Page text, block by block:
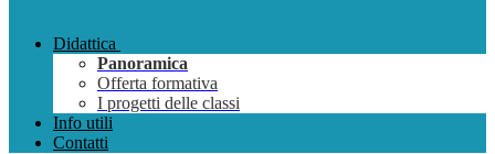
Didattica
Panoramica
Offerta formativa
I progetti delle classi
Info utili
Contatti